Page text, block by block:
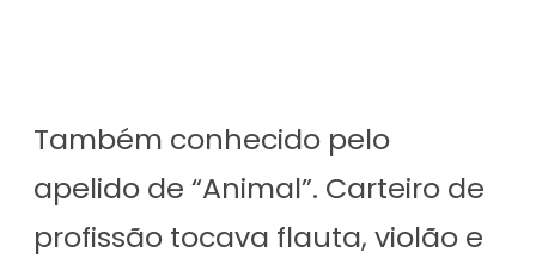
Também conhecido pelo
apelido de “Animal”. Carteiro de
profissão tocava flauta, violão e